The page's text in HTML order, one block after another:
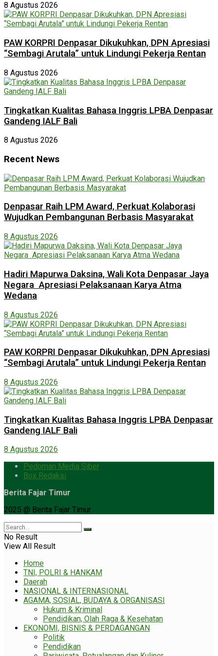
8 Agustus 2026
PAW KORPRI Denpasar Dikukuhkan, DPN Apresiasi
“Sembagi Arutala” untuk Lindungi Pekerja Rentan
8 Agustus 2026
Tingkatkan Kualitas Bahasa Inggris LPBA Denpasar
Gandeng IALF Bali
8 Agustus 2026
Recent News
Denpasar Raih LPM Award, Perkuat Kolaborasi
Wujudkan Pembangunan Berbasis Masyarakat
8 Agustus 2026
Hadiri Mapurwa Daksina, Wali Kota Denpasar Jaya
Negara Apresiasi Pelaksanaan Karya Atma
Wedana
8 Agustus 2026
PAW KORPRI Denpasar Dikukuhkan, DPN Apresiasi
“Sembagi Arutala” untuk Lindungi Pekerja Rentan
8 Agustus 2026
Tingkatkan Kualitas Bahasa Inggris LPBA Denpasar
Gandeng IALF Bali
8 Agustus 2026
Pedoman Media Siber
Box Redaksi
Berita Fajar Timur
2025 @ Berita Fajar Timur
No Result
View All Result
Home
TNI, POLRI & HANKAM
Daerah
NASIONAL & INTERNASIONAL
AGAMA, SOSIAL, BUDAYA & ORGANISASI
Hukum & Kriminal
Pendidikan, Olah Raga & Kesehatan
EKONOMI, BISNIS & PERDAGANGAN
Politik
Pendidikan